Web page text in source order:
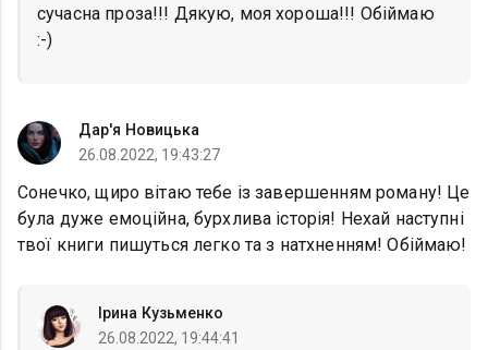
сучасна проза!!! Дякую, моя хороша!!! Обіймаю
:-)
Дар'я Новицька
26.08.2022, 19:43:27
Сонечко, щиро вітаю тебе із завершенням роману! Це
була дуже емоційна, бурхлива історія! Нехай наступні
твої книги пишуться легко та з натхненням! Обіймаю!
Ірина Кузьменко
26.08.2022, 19:44:41